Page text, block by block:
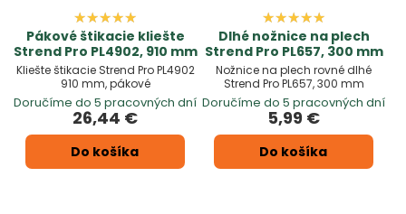
Pákové štikacie kliešte
Strend Pro PL4902, 910 mm
Kliešte štikacie Strend Pro PL4902
910 mm, pákové
Doručíme do 5 pracovných dní
26,44 €
Do košíka
Dlhé nožnice na plech
Strend Pro PL657, 300 mm
Nožnice na plech rovné dlhé
Strend Pro PL657, 300 mm
Doručíme do 5 pracovných dní
5,99 €
Do košíka